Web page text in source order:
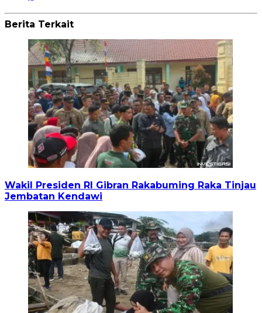
Berita Terkait
Wakil Presiden RI Gibran Rakabuming Raka Tinjau
Jembatan Kendawi